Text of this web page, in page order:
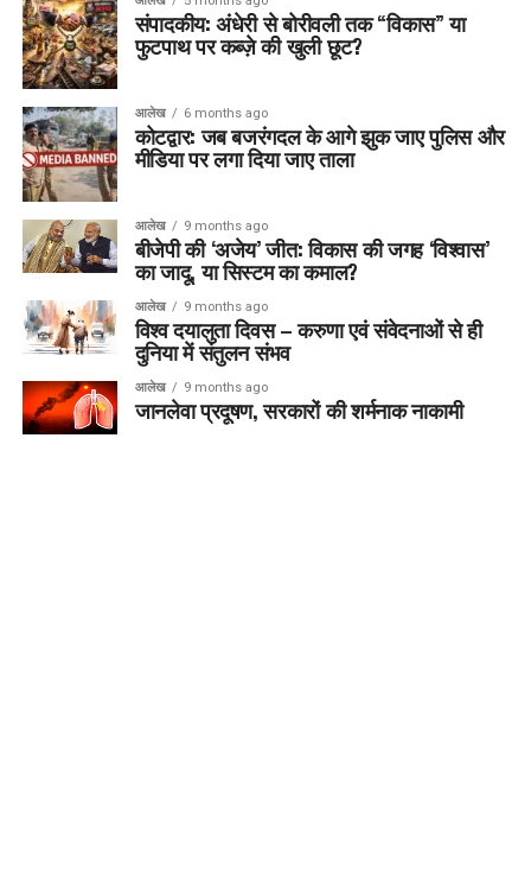
संपादकीय: अंधेरी से बोरीवली तक “विकास” या
फुटपाथ पर कब्ज़े की खुली छूट?
आलेख 6 months ago
कोटद्वार: जब बजरंगदल के आगे झुक जाए पुलिस और
मीडिया पर लगा दिया जाए ताला
आलेख 9 months ago
बीजेपी की ‘अजेय’ जीत: विकास की जगह ‘विश्वास’
का जादू, या सिस्टम का कमाल?
आलेख 9 months ago
विश्व दयालुता दिवस – करुणा एवं संवेदनाओं से ही
दुनिया में संतुलन संभव
आलेख 9 months ago
जानलेवा प्रदूषण, सरकारों की शर्मनाक नाकामी